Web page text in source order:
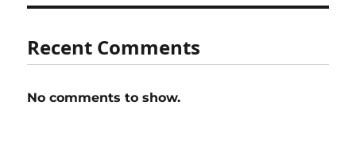
Recent Comments
No comments to show.